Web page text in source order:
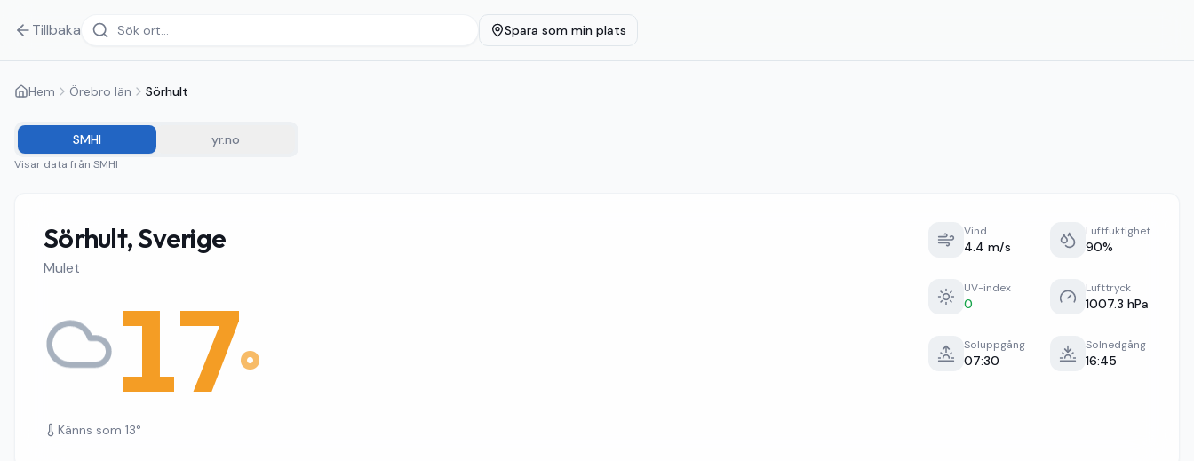
Tillbaka Spara som min plats
Hem Örebro län Sörhult
SMHI yr.no
Visar data från SMHI
Sörhult, Sverige
Mulet
17°
Känns som 13°
Vind
4.4 m/s
Luftfuktighet
90%
UV-index
0
Lufttryck
1007.3 hPa
Soluppgång
07:30
Solnedgång
16:45